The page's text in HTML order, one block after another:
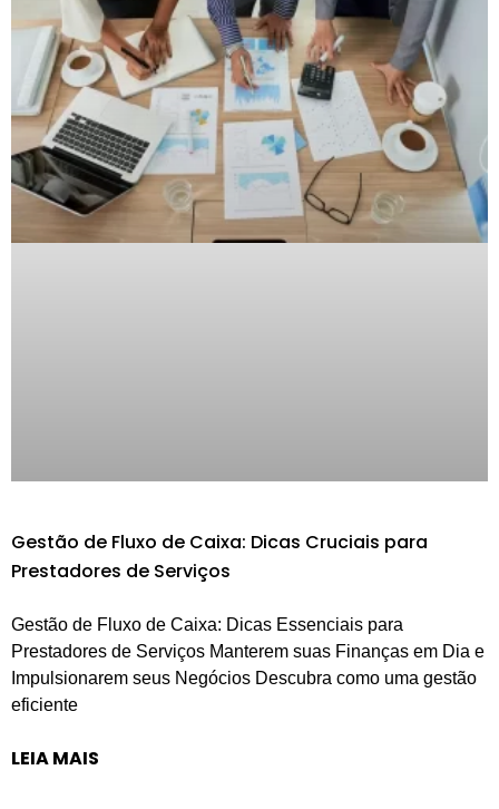
Gestão de Fluxo de Caixa: Dicas Cruciais para
Prestadores de Serviços
Gestão de Fluxo de Caixa: Dicas Essenciais para
Prestadores de Serviços Manterem suas Finanças em Dia e
Impulsionarem seus Negócios Descubra como uma gestão
eficiente
LEIA MAIS